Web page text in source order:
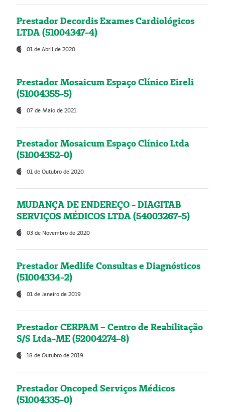
Prestador Decordis Exames Cardiológicos
LTDA (51004347-4)
01 de Abril de 2020
Prestador Mosaicum Espaço Clínico Eireli
(51004355-5)
07 de Maio de 2021
Prestador Mosaicum Espaço Clínico Ltda
(51004352-0)
01 de Outubro de 2020
MUDANÇA DE ENDEREÇO - DIAGITAB
SERVIÇOS MÉDICOS LTDA (54003267-5)
03 de Novembro de 2020
Prestador Medlife Consultas e Diagnósticos
(51004334-2)
01 de Janeiro de 2019
Prestador CERPAM – Centro de Reabilitação
S/S Ltda-ME (52004274-8)
18 de Outubro de 2019
Prestador Oncoped Serviços Médicos
(51004335-0)